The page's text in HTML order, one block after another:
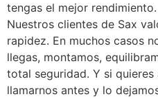
tengas el mejor rendimiento.
Nuestros clientes de Sax
rapidez. En muchos casos
llegas, montamos,
total seguridad. Y si quieres
llamarnos antes y lo